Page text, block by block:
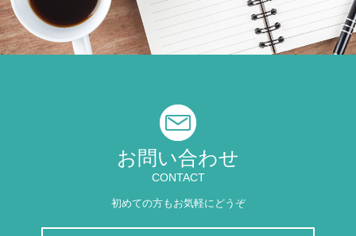
お問い合わせ
CONTACT
初めての方もお気軽にどうぞ